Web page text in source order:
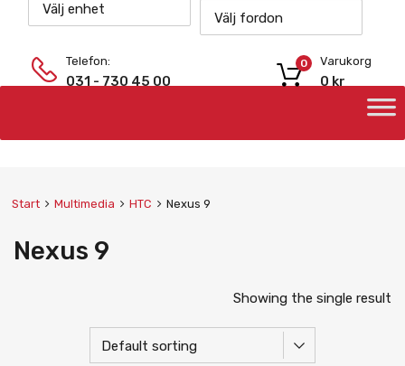
Välj enhet
Välj fordon
Telefon:
031 - 730 45 00
Varukorg
0 kr
0
Start Multimedia HTC Nexus 9
Nexus 9
Showing the single result